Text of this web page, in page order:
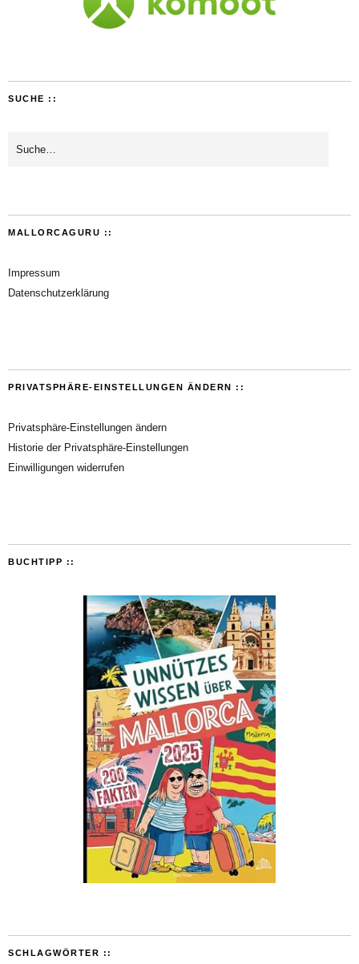
SUCHE ::
MALLORCAGURU ::
Impressum
Datenschutzerklärung
PRIVATSPHÄRE-EINSTELLUNGEN ÄNDERN ::
Privatsphäre-Einstellungen ändern
Historie der Privatsphäre-Einstellungen
Einwilligungen widerrufen
BUCHTIPP ::
SCHLAGWÖRTER ::